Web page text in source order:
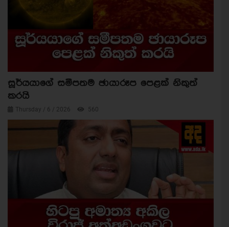
සූර්යයාගේ සමීපතම ඡායාරූප පෙළක් නිකුත්
කරයි
Thursday / 6 / 2026 560